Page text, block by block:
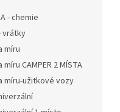
- chemie
vrátky
míru
míru CAMPER 2 MÍSTA
míru-užitkové vozy